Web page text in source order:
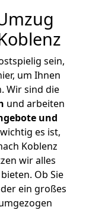
sein,
um Ihnen
Wir sind die
und arbeiten
und
es ist,
Koblenz
wir alles
Ob Sie
ein großes